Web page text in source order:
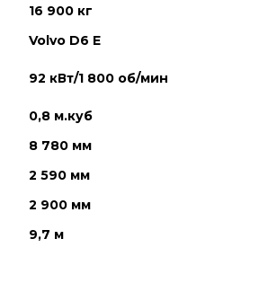
16 900 кг
Volvo D6 E
92 кВт/1 800 об/мин
0,8 м.куб
8 780 мм
2 590 мм
2 900 мм
9,7 м